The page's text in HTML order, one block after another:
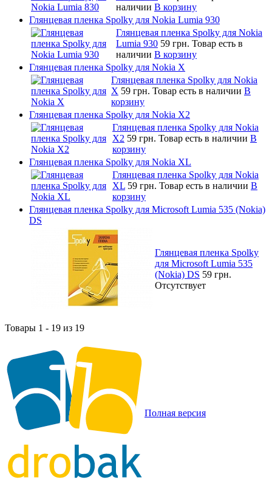
наличии В корзину
Глянцевая пленка Spolky для Nokia Lumia 930
Глянцевая пленка Spolky для Nokia
Lumia 930 59 грн. Товар есть в
наличии В корзину
Глянцевая пленка Spolky для Nokia X
Глянцевая пленка Spolky для Nokia
X 59 грн. Товар есть в наличии В
корзину
Глянцевая пленка Spolky для Nokia X2
Глянцевая пленка Spolky для Nokia
X2 59 грн. Товар есть в наличии В
корзину
Глянцевая пленка Spolky для Nokia XL
Глянцевая пленка Spolky для Nokia
XL 59 грн. Товар есть в наличии В
корзину
Глянцевая пленка Spolky для Microsoft Lumia 535 (Nokia)
DS
Глянцевая пленка Spolky
для Microsoft Lumia 535
(Nokia) DS 59 грн.
Отсутствует
Товары 1 - 19 из 19
Полная версия